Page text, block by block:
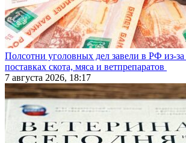
Полсотни уголовных дел завели в РФ из-
поставках скота, мяса и ветпрепаратов
7 августа 2026, 18:17